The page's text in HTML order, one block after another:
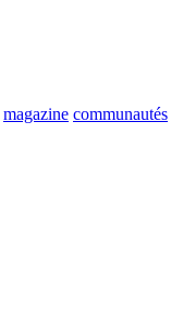
magazine communautés